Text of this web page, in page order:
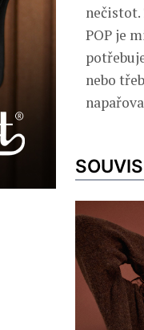
nečistot.
POP je
nebo